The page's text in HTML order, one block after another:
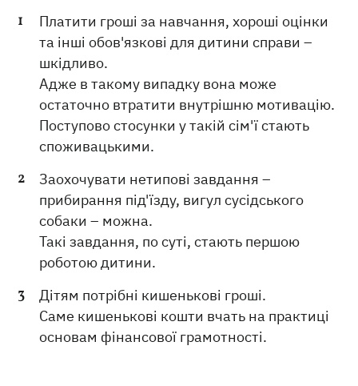
Платити гроші за навчання, хороші оцінки
та інші обов'язкові для дитини справи –
шкідливо.
Адже в такому випадку вона може
остаточно втратити внутрішню мотивацію.
Поступово стосунки у такій сім'ї стають
споживацькими.
Заохочувати нетипові завдання –
прибирання під'їзду, вигул сусідського
собаки – можна.
Такі завдання, по суті, стають першою
роботою дитини.
Дітям потрібні кишенькові гроші.
Саме кишенькові кошти вчать на практиці
основам фінансової грамотності.